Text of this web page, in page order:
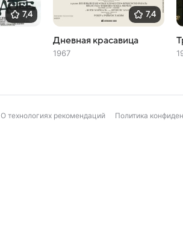
7,4 7,4
Дневная красавица
1967
О технологиях рекомендаций Политика